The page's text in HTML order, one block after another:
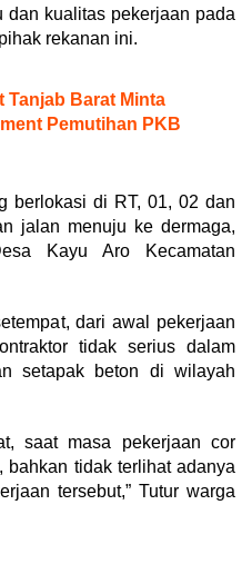
dan kualitas pekerjaan pada
rekanan ini.
Tanjab Barat Minta
Pemutihan PKB
berlokasi di RT, 01, 02 dan
jalan menuju ke dermaga,
Kayu Aro Kecamatan
dari awal pekerjaan
tidak serius dalam
setapak beton di wilayah
saat masa pekerjaan cor
bahkan tidak terlihat adanya
tersebut,” Tutur warga